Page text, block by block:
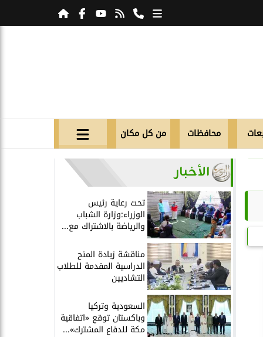
محافظات من كل مكان
الأخبار
تحت رعاية رئيس
الوزراء:وزارة الشباب
والرياضة بالاشتراك مع...
مناقشة زيادة المنح
الدراسية المقدمة للطلاب
التشاديين
السعودية وتركيا
وباكستان توقع «اتفاقية
مكة للدفاع المشترك»...